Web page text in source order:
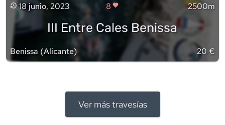
18 junio, 2023 8 2500m
III Entre Cales Benissa
Benissa (Alicante) 20 €
Ver más travesías